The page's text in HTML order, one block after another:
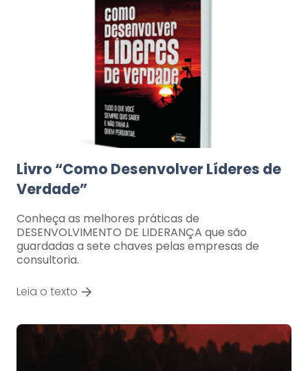
Livro “Como Desenvolver Líderes de
Verdade”
Conheça as melhores práticas de
DESENVOLVIMENTO DE LIDERANÇA que são
guardadas a sete chaves pelas empresas de
consultoria.
Leia o texto